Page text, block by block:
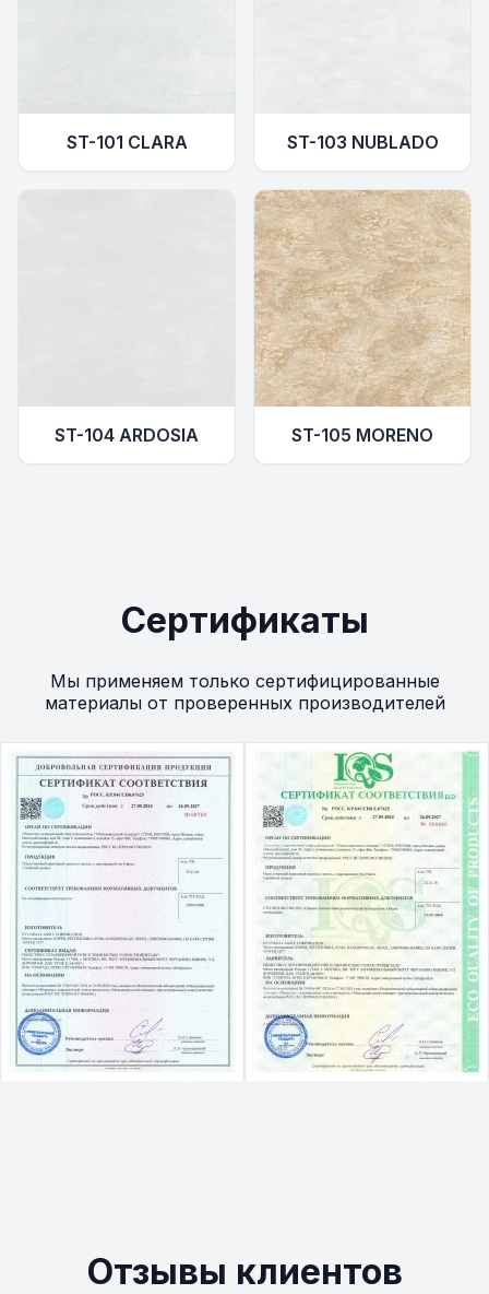
ST-101 CLARA ST-103 NUBLADO
ST-104 ARDOSIA ST-105 MORENO
Сертификаты
Мы применяем только сертифицированные
материалы от проверенных производителей
Отзывы клиентов